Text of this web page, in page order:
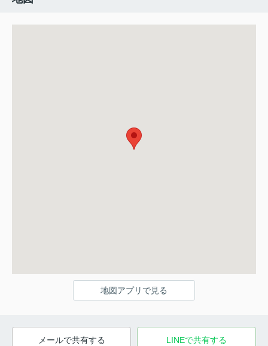
地図アプリで見る
メールで共有する LINEで共有する